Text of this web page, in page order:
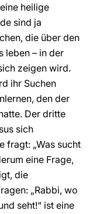
heilige
sind ja
die über den
leben – in der
zeigen wird.
ihr Suchen
den der
Der dritte
sich
fragt: „Was sucht
eine Frage,
die
„Rabbi, wo
seht!“ ist eine